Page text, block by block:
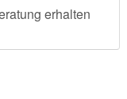
erhalten